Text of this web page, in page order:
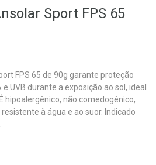
Sport FPS 65
FPS 65 de 90g garante proteção
UVB durante a exposição ao sol, ideal
hipoalergênico, não comedogênico,
à água e ao suor. Indicado